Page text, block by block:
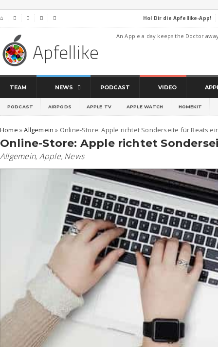
⌂     Hol Dir die Apfellike-App!
An Apple a day keeps the Doctor
TEAM NEWS PODCAST VIDEO
PODCAST AIRPODS APPLE TV APPLE WATCH HOMEKIT
Home »Allgemein » Online-Store: Apple richtet Sonderseite für Beats
Online-Store: Apple richtet
Allgemein, Apple, News